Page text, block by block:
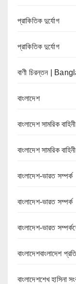
প্রাকিতিক দুর্যোগ
প্রাকিতিক দুর্যোগ
বাণী চিরন্তন |
বাংলাদেশ
বাংলাদেশ সামরিক
বাংলাদেশ সামরিক
বাংলাদেশ-ভারত সম্পর্ক
বাংলাদেশ-ভারত সম্পর্ক
বাংলাদেশ-ভারত
বাংলাদেশবাংলাদেশ
বাংলাদেশশেখ হাসিনা